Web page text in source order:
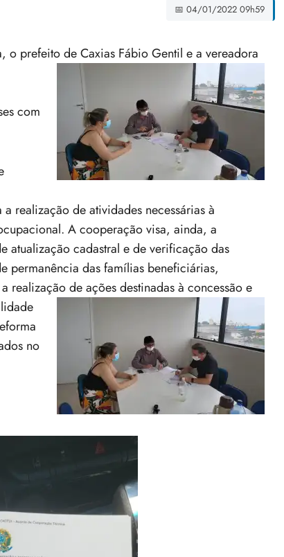
📅 04/01/2022 09h59
prefeito de Caxias Fábio Gentil e a vereadora
com
realização de atividades necessárias à
A cooperação visa, ainda, a
atualização cadastral e de verificação das
permanência das famílias beneficiárias,
realização de ações destinadas à concessão e
no